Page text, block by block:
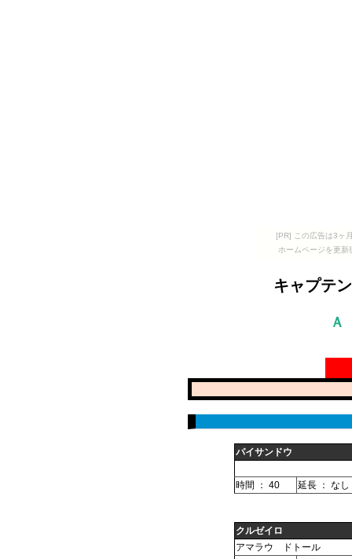
[PR] この広告は3ヶ
ホームページを更
キャプテ
Ａ
パイサンドウ
時間 ： 40 延長 ： なし
クルゼイロ
アマラウ ドトール